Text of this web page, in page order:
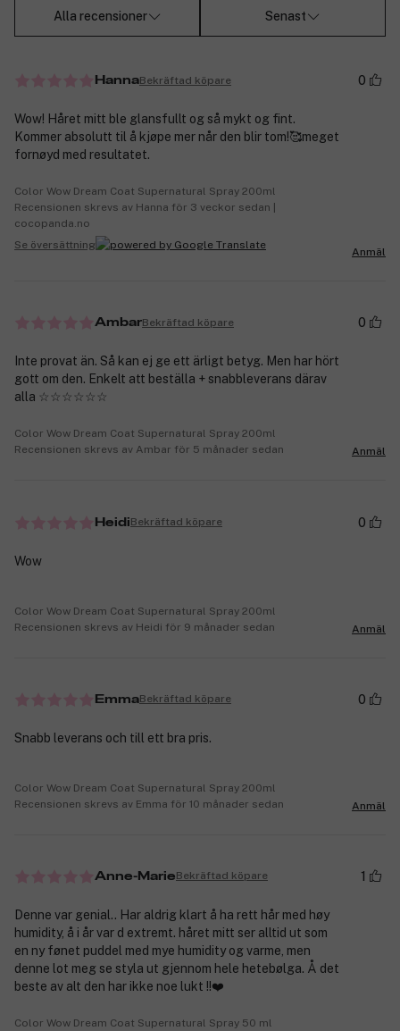
Alla recensioner Senast
HannaBekräftad köpare 0
Wow! Håret mitt ble glansfullt og så mykt og fint.
Kommer absolutt til å kjøpe mer når den blir tom!🥰meget
fornøyd med resultatet.
Color Wow Dream Coat Supernatural Spray 200ml
Recensionen skrevs av Hanna för 3 veckor sedan |
cocopanda.no
Se översättning
Anmäl
AmbarBekräftad köpare 0
Inte provat än. Så kan ej ge ett ärligt betyg. Men har hört
gott om den. Enkelt att beställa + snabbleverans därav
alla ☆☆☆☆☆☆
Color Wow Dream Coat Supernatural Spray 200ml
Recensionen skrevs av Ambar för 5 månader sedan
Anmäl
HeidiBekräftad köpare 0
Wow
Color Wow Dream Coat Supernatural Spray 200ml
Recensionen skrevs av Heidi för 9 månader sedan
Anmäl
EmmaBekräftad köpare 0
Snabb leverans och till ett bra pris.
Color Wow Dream Coat Supernatural Spray 200ml
Recensionen skrevs av Emma för 10 månader sedan
Anmäl
Anne-MarieBekräftad köpare 1
Denne var genial.. Har aldrig klart å ha rett hår med høy
humidity, å i år var d extremt. håret mitt ser alltid ut som
en ny fønet puddel med mye humidity og varme, men
denne lot meg se styla ut gjennom hele hetebølga. Å det
beste av alt den har ikke noe lukt !!❤️
Color Wow Dream Coat Supernatural Spray 50 ml